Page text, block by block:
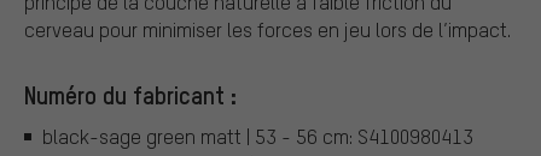
cerveau pour minimiser les forces en jeu lors de l’impact.
Numéro du fabricant :
black-sage green matt | 53 - 56 cm: S4100980413